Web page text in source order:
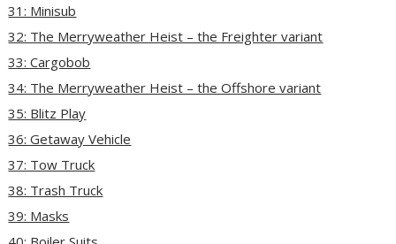
31: Minisub
32: The Merryweather Heist – the Freighter variant
33: Cargobob
34: The Merryweather Heist – the Offshore variant
35: Blitz Play
36: Getaway Vehicle
37: Tow Truck
38: Trash Truck
39: Masks